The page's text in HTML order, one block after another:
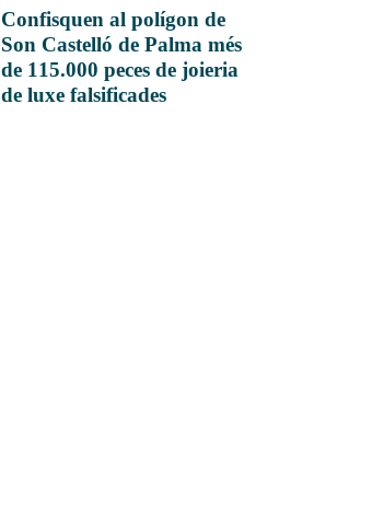
Confisquen al polígon de
Son Castelló de Palma més
de 115.000 peces de joieria
de luxe falsificades